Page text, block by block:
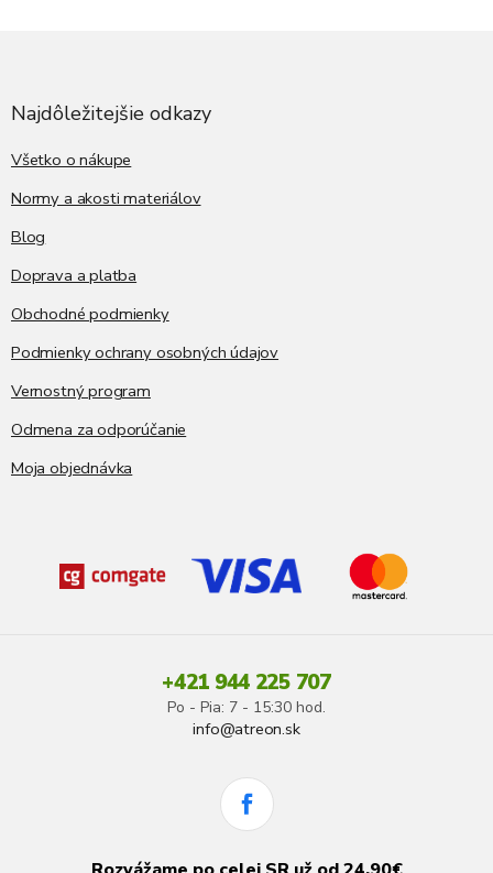
Najdôležitejšie odkazy
Všetko o nákupe
Normy a akosti materiálov
Blog
Doprava a platba
Obchodné podmienky
Podmienky ochrany osobných údajov
Vernostný program
Odmena za odporúčanie
Moja objednávka
+421 944 225 707
Po - Pia: 7 - 15:30 hod.
info@atreon.sk